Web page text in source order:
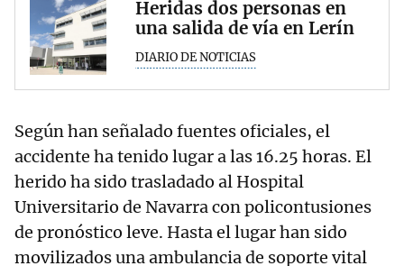
Heridas dos personas en
una salida de vía en Lerín
DIARIO DE NOTICIAS
Según han señalado fuentes oficiales, el
accidente ha tenido lugar a las 16.25 horas. El
herido ha sido trasladado al Hospital
Universitario de Navarra con policontusiones
de pronóstico leve. Hasta el lugar han sido
movilizados una ambulancia de soporte vital